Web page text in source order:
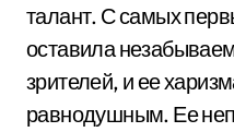
талант. С самых
оставила
зрителей, и ее
равнодушным. Ее